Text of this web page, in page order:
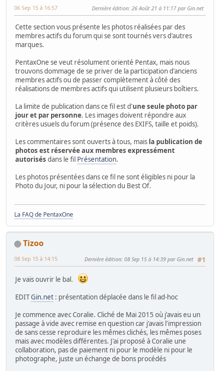
06 Sep 15 à 16:57 Dernière édition: 26 Août 21 à 11:17 par Gin.net
Cette section vous présente les photos réalisées par des
membres actifs du forum qui se sont tournés vers d'autres
marques.
PentaxOne se veut résolument orienté Pentax, mais nous
trouvons dommage de se priver de la participation d'anciens
membres actifs ou de passer complètement à côté des
réalisations de membres actifs qui utilisent plusieurs boîtiers.
La limite de publication dans ce fil est d'une seule photo par
jour et par personne. Les images doivent répondre aux
critères usuels du forum (présence des EXIFS, taille et poids).
Les commentaires sont ouverts à tous, mais la publication de
photos est réservée aux membres expressément
autorisés dans le fil Présentation.
Les photos présentées dans ce fil ne sont éligibles ni pour la
Photo du Jour, ni pour la sélection du Best Of.
La FAQ de PentaxOne
Tizoo
#1
08 Sep 15 à 14:15 Dernière édition: 08 Sep 15 à 14:39 par Gin.net
Je vais ouvrir le bal.
EDITGin.net : présentation déplacée dans le fil ad-hoc
Je commence avec Coralie. Cliché de Mai 2015 où j'avais eu un
passage à vide avec remise en question car j'avais l'impression
de sans cesse reproduire les mêmes clichés, les mêmes poses
mais avec modèles différentes. J'ai proposé à Coralie une
collaboration, pas de paiement ni pour le modèle ni pour le
photographe, juste un échange de bons procédés